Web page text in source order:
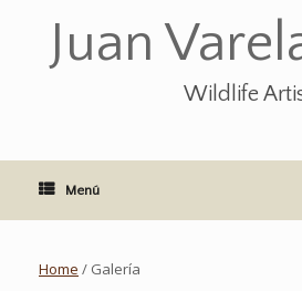
Juan
Wildlife
Menú
Home / Galería